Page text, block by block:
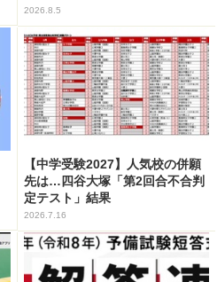
2026.8.5
【中学受験2027】人気校の併願
先は…四谷大塚「第2回合不合判
定テスト」結果
2026.7.16